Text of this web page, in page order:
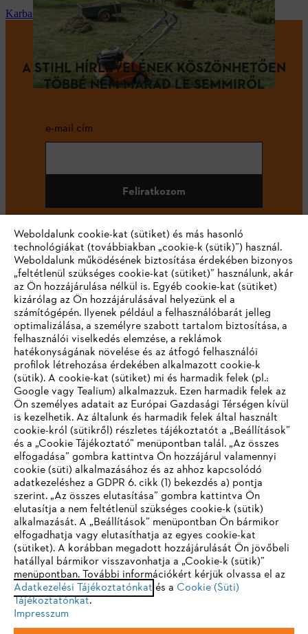
Karbantartás és javítás
A STIHL HÍRLEVELÉNEK KÖSZÖNHETŐEN
TÖBBÉ NEM MARAD LE SEMMIRŐL
e-mail cím
Feliratkozom
#STIHL
Vállalat
STIHL GYIK
Szerviz
Adatvédelem Impresszum Cookie tájékoztató
Jogi információk
IHR BROWSER WIRD NICHT
UNTERSTÜTZT
Sie nutzen einen Browser, den wir noch nicht unterstützen. Für
eine optimale Nutzung unserer Seite empfehlen wir Ihnen, zu
einem der folgenden Browser zu wechseln:
Firefox Chrome
Weboldalunk cookie-kat (sütiket) és más hasonló
technológiákat (továbbiakban „cookie-k (sütik)”) használ.
Weboldalunk működésének biztosítása érdekében bizonyos
„feltétlenül szükséges cookie-kat (sütiket)” használunk, akár
az Ön hozzájárulása nélkül is. Egyéb cookie-kat (sütiket)
kizárólag az Ön hozzájárulásával helyezünk el a
számítógépén. Ilyenek például a felhasználóbarát jelleg
optimalizálása, a személyre szabott tartalom biztosítása, a
felhasználói viselkedés elemzése, a reklámok
hatékonyságának növelése és az átfogó felhasználói
profilok létrehozása érdekében alkalmazott cookie-k
(sütik). A cookie-kat (sütiket) mi és harmadik felek (pl.:
Google vagy Tealium) alkalmazzuk. Ezen harmadik felek az
Ön személyes adatait az Európai Gazdasági Térségen kívül
is kezelhetik. Az általunk és harmadik felek által használt
cookie-król (sütikről) részletes tájékoztatót a „Beállítások”
és a „Cookie Tájékoztató” menüpontban talál. „Az összes
elfogadása” gombra kattintva Ön hozzájárul valamennyi
cookie (süti) alkalmazásához és az ahhoz kapcsolódó
adatkezeléshez a GDPR 6. cikk (1) bekezdés a) pontja
szerint. „Az összes elutasítása” gombra kattintva Ön
elutasítja a nem feltétlenül szükséges cookie-k (sütik)
alkalmazását. A „Beállítások” menüpontban Ön bármikor
elfogadhatja vagy elutasíthatja az egyes cookie-kat
(sütiket). A korábban megadott hozzájárulását Ön jövőbeli
hatállyal bármikor visszavonhatja a „Cookie-k (sütik)”
menüpontban. További információkért kérjük olvassa el az
Adatkezelési Tájékoztatónkat és a Cookie (Süti)
Tájékoztatónkat.
Impresszum